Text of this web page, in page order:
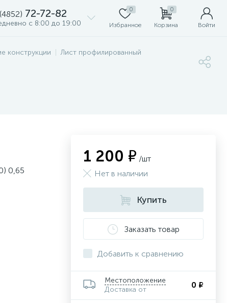
72-72-82
с 8:00 до 19:00
0
Избранное
0
Корзина Войти
конструкции Лист профилированный
0,65
1 200 ₽ /шт
Нет в наличии
Купить
Заказать товар
Добавить к сравнению
Местоположение
Доставка от
0 ₽